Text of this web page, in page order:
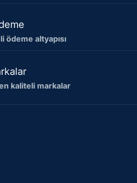
ödeme altyapısı
kaliteli markalar